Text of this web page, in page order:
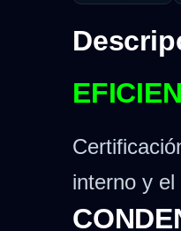
interno y